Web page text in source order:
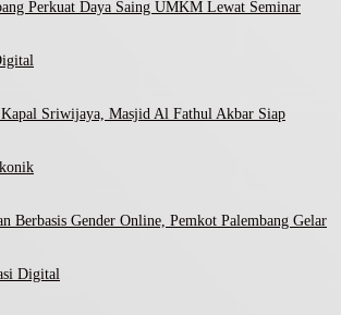
Perkuat Daya Saing UMKM Lewat Seminar
Sriwijaya, Masjid Al Fathul Akbar Siap
Berbasis Gender Online, Pemkot Palembang Gelar
Digital